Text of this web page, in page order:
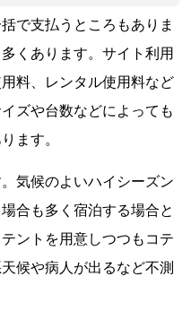
で支払うところもありま
くあります。サイト利用
料、レンタル使用料など
ズや台数などによっても
ます。
気候のよいハイシーズン
合も多く宿泊する場合と
ントを用意しつつもコテ
候や病人が出るなど不測